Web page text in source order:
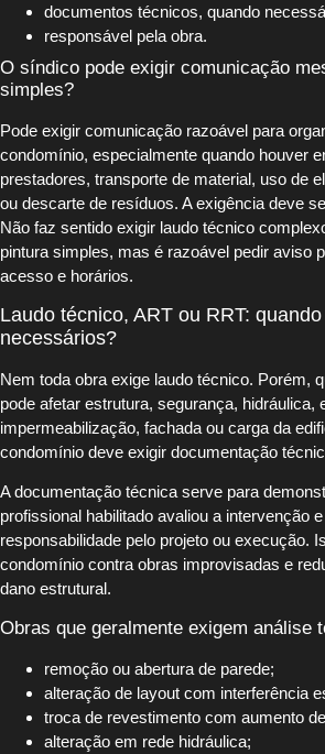
documentos técnicos, quando
responsável pela obra.
O síndico pode exigir comunicação
simples?
Pode exigir comunicação razoável para
condomínio, especialmente quando houver
prestadores, transporte de material, uso de
ou descarte de resíduos. A exigência deve
Não faz sentido exigir laudo técnico
pintura simples, mas é razoável pedir aviso
acesso e horários.
Laudo técnico, ART ou RRT:
necessários?
Nem toda obra exige laudo técnico. Porém,
pode afetar estrutura, segurança, hidráulica,
impermeabilização, fachada ou carga da
condomínio deve exigir documentação
A documentação técnica serve para
profissional habilitado avaliou a intervenção
responsabilidade pelo projeto ou execução.
condomínio contra obras improvisadas e
dano estrutural.
Obras que geralmente exigem análise
remoção ou abertura de parede;
alteração de layout com interferência
troca de revestimento com aumento
alteração em rede hidráulica;